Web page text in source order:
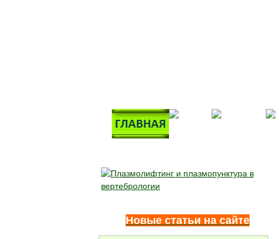
Новые статьи на сайте